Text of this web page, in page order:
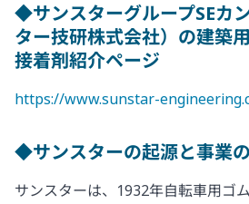
◆サンスターグループSEカ
ター技研株式会社）の建築
接着剤紹介ページ
https://www.sunstar-
◆サンスターの起源と事業
サンスターは、1932年自転車用ゴ